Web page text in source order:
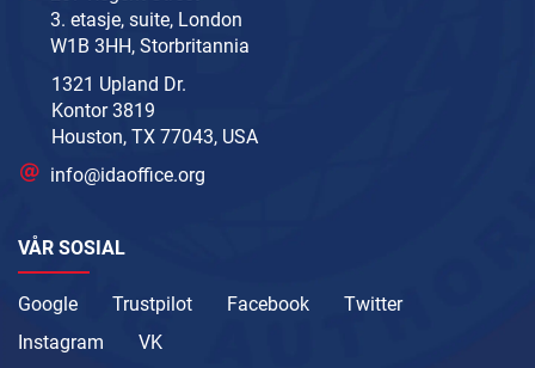
3. etasje, suite, London
W1B 3HH, Storbritannia
1321 Upland Dr.
Kontor 3819
Houston, TX 77043, USA
info@idaoffice.org
VÅR SOSIAL
Google Trustpilot Facebook
Twitter
Instagram
VK